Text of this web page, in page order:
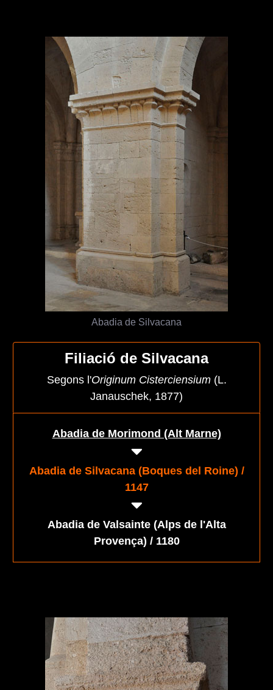
Abadia de Silvacana
Filiació de Silvacana
Segons l'Originum Cisterciensium(L.
Janauschek, 1877)
Abadia de Morimond (Alt Marne)
Abadia de Silvacana (Boques del Roine) /
1147
Abadia de Valsainte (Alps de l'Alta
Provença) / 1180